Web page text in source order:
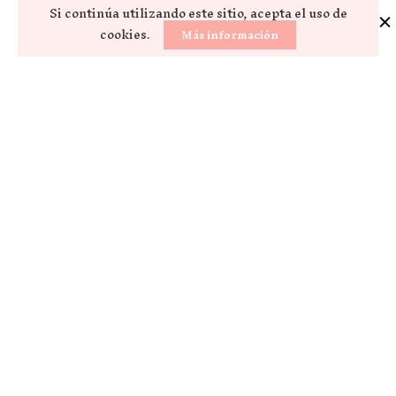
Si continúa utilizando este sitio, acepta el uso de
cookies. Más información